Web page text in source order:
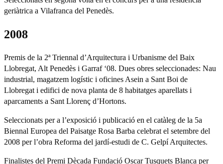
geriàtrica a Vilafranca del Penedès.
2008
Premis de la 2ª Triennal d’Arquitectura i Urbanisme del Baix
Llobregat, Alt Penedès i Garraf ‘08. Dues obres seleccionades: Nau
industrial, magatzem logístic i oficines Asein a Sant Boi de
Llobregat i edifici de nova planta de 8 habitatges aparellats i
aparcaments a Sant Llorenç d’Hortons.
Seleccionats per a l’exposició i publicació en el catàleg de la 5a
Biennal Europea del Paisatge Rosa Barba celebrat el setembre del
2008 per l’obra Reforma del jardí-estudi de C. Gelpí Arquitectes.
Finalistes del Premi Dècada Fundació Oscar Tusquets Blanca per